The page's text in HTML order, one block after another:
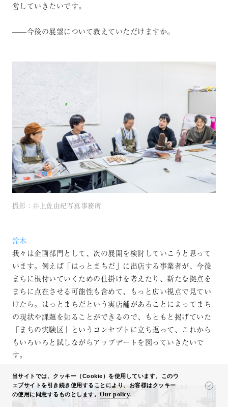
営していきたいです。
——今後の展望について教えていただけますか。
撮影：井上佐由紀写真事務所
鈴木
我々は企画部門として、次の展開を検討していこうと思って
います。例えば「はっとまちだ」に出店する事業者が、今後
まちに根付いていくための仕掛けを考えたり、新たな拠点を
まちに点在させる可能性も含めて、もっと広い視点で見てい
けたら。はっとまちだという実店舗があることによってまち
の現状や課題を知ることができるので、もともと掲げていた
「まちの実験区」というコンセプトに立ち返って、これから
もいろいろと試しながらアップデートを図っていきたいで
す。
当サイトでは、クッキー（Cookie）を使用しています。このウ
ェブサイトを引き続き使用することにより、お客様はクッキー
の使用に同意するものとします。Our policy.